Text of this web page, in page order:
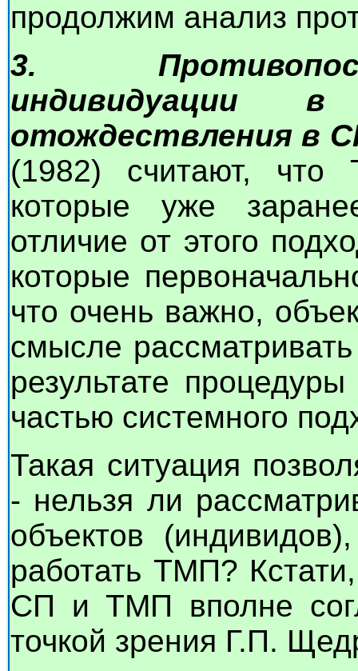
продолжим анализ
3.
индивидуации
отождествления в
(1982) считают, что
которые уже
отличие от этого
которые
что очень важно,
смысле
результате
частью системного
Такая ситуация
- нельзя ли
объектов
работать ТМП?
СП и ТМП вполне
точкой зрения Г.П.